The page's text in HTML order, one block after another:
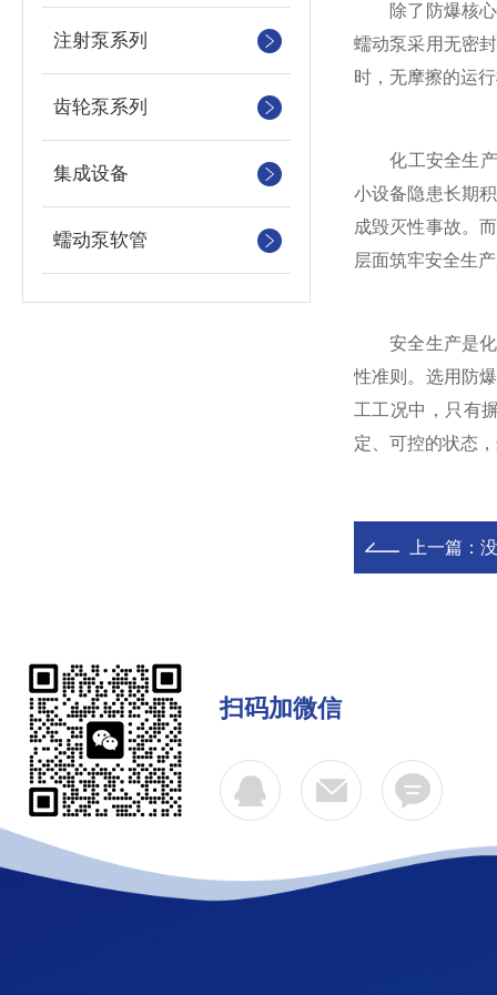
注射泵系列
齿轮泵系列
集成设备
蠕动泵软管
除了防爆核心
蠕动泵采用无密
时，无摩擦的运
化工安全生产
小设备隐患长期
成毁灭性事故。
层面筑牢安全生
安全生产是化
性准则。选用防
工工况中，只有
定、可控的状态
上一篇：
扫码加微信